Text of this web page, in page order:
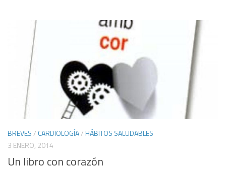
BREVES/ CARDIOLOGÍA/HÁBITOS SALUDABLES
3 ENERO, 2014
Un libro con corazón